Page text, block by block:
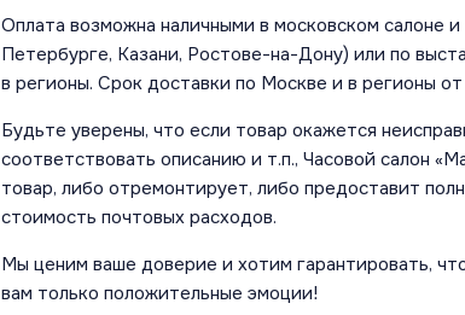
Оплата возможна наличными в московском салоне
Петербурге, Казани, Ростове-на-Дону) или по
в регионы. Срок доставки по Москве и в регионы от
Будьте уверены, что если товар окажется
соответствовать описанию и т.п., Часовой салон
товар, либо отремонтирует, либо предоставит
стоимость почтовых расходов.
Мы ценим ваше доверие и хотим гарантировать,
вам только положительные эмоции!